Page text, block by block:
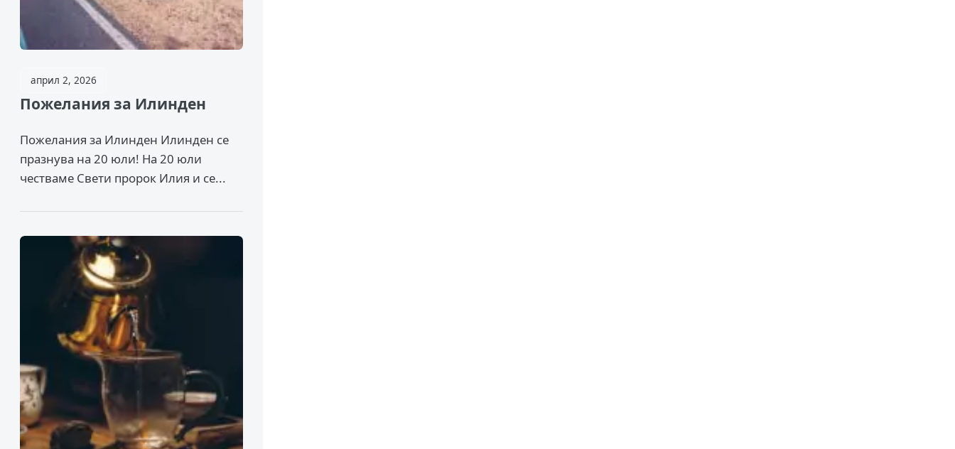
април 2, 2026
Пожелания за Илинден
Пожелания за Илинден Илинден се
празнува на 20 юли! На 20 юли
честваме Свети пророк Илия и се...